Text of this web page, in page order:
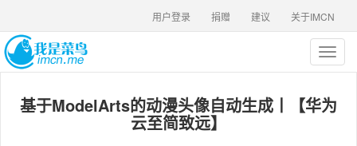
关于IMCN
建议
捐赠
用户登录
T
o
g
基于ModelArts的动漫头像自动生成丨【华为
云至简致远】